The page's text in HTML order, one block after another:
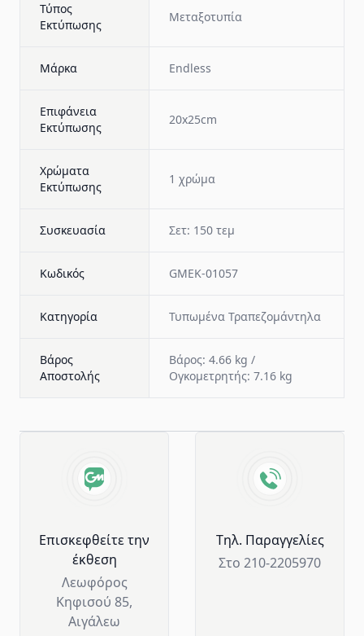
Τύπος
Εκτύπωσης
Μεταξοτυπία
Μάρκα Endless
Επιφάνεια
Εκτύπωσης
20x25cm
Χρώματα
Εκτύπωσης
1 χρώμα
Συσκευασία Σετ: 150 τεμ
Κωδικός GMEK-01057
Κατηγορία Τυπωμένα Τραπεζομάντηλα
Βάρος
Αποστολής
Βάρος: 4.66 kg /
Ογκομετρητής: 7.16 kg
Επισκεφθείτε την
έκθεση
Λεωφόρος
Κηφισού 85,
Αιγάλεω
Tηλ. Παραγγελίες
Στο 210-2205970